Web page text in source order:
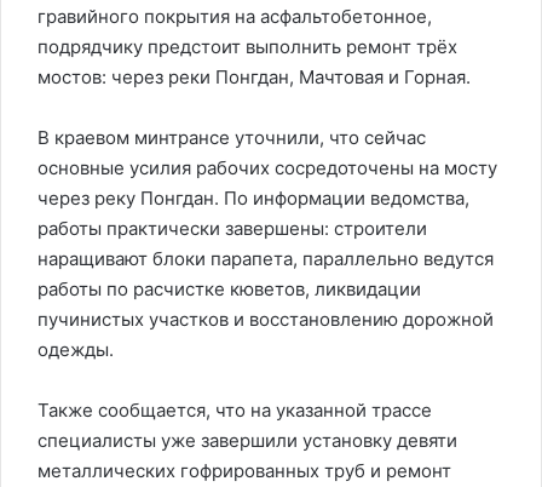
гравийного покрытия на асфальтобетонное,
подрядчику предстоит выполнить ремонт трёх
мостов: через реки Понгдан, Мачтовая и Горная.
В краевом минтрансе уточнили, что сейчас
основные усилия рабочих сосредоточены на мосту
через реку Понгдан. По информации ведомства,
работы практически завершены: строители
наращивают блоки парапета, параллельно ведутся
работы по расчистке кюветов, ликвидации
пучинистых участков и восстановлению дорожной
одежды.
Также сообщается, что на указанной трассе
специалисты уже завершили установку девяти
металлических гофрированных труб и ремонт